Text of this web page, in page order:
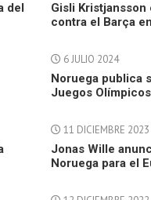
del
Gisli
contra el Barça
6 JULIO 2024
Noruega publica
Juegos
11 DICIEMBRE 2023
Jonas Wille
Noruega para el